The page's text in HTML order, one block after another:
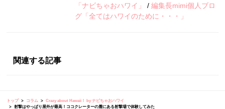
「ナビちゃおハワイ」 /編集長mimi個人ブロ
グ「全てはハワイのために・・・」
関連する記事
トップ コラム
Crazy about Hawaii！ by ナビちゃおハワイ
射撃はやっぱり屋外が最高！ココクレーターの麓にある射撃場で体験してみた